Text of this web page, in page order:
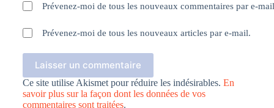
Prévenez-moi de tous les nouveaux commentaires par e-
Prévenez-moi de tous les nouveaux articles par e-mail.
Laisser un commentaire
Ce site utilise Akismet pour réduire les indésirables.En
savoir plus sur la façon dont les données de vos
commentaires sont traitées.